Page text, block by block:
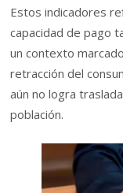
Estos indicadores
capacidad de pago
un contexto
retracción del
aún no logra
población.